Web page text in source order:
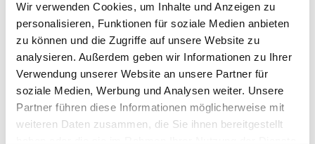
Wir verwenden Cookies, um Inhalte und Anzeigen zu
personalisieren, Funktionen für soziale Medien anbieten
zu können und die Zugriffe auf unsere Website zu
analysieren. Außerdem geben wir Informationen zu Ihrer
Verwendung unserer Website an unsere Partner für
soziale Medien, Werbung und Analysen weiter. Unsere
Partner führen diese Informationen möglicherweise mit
weiteren Daten zusammen, die Sie ihnen bereitgestellt
Frage: Wird die Botschaft auch überall richtig
verstanden?
Aus unserer Sicht als Dolmetscher Firma wird dieser
Punkt oft unterschätzt. Kommunikation besteht nicht
nur aus Worten.
Auch Tonfall, kulturelle Unterschiede und Erwartungen
der Zielgruppe spielen eine große Rolle.
Eine erfolgreiche Content Strategie beginnt deshalb